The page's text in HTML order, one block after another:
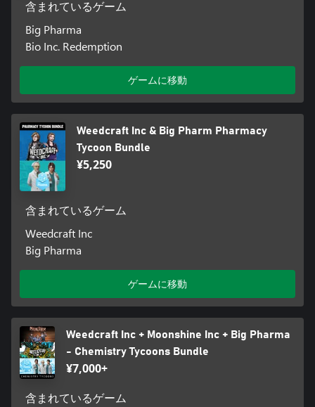
含まれているゲーム
Big Pharma
Bio Inc. Redemption
ゲームに移動
Weedcraft Inc & Big Pharm Pharmacy
Tycoon Bundle
¥5,250
含まれているゲーム
Weedcraft Inc
Big Pharma
ゲームに移動
Weedcraft Inc + Moonshine Inc + Big Pharma
- Chemistry Tycoons Bundle
¥7,000+
含まれているゲーム